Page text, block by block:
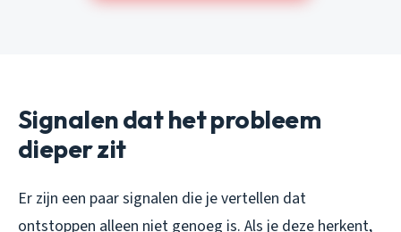
Signalen dat het probleem
dieper zit
Er zijn een paar signalen die je vertellen dat
ontstoppen alleen niet genoeg is. Als je deze herkent,